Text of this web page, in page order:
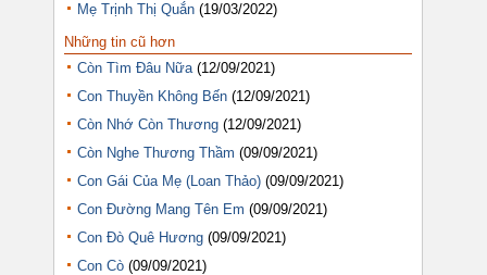
Mẹ Trịnh Thị Quắn (19/03/2022)
Những tin cũ hơn
Còn Tìm Đâu Nữa (12/09/2021)
Con Thuyền Không Bến (12/09/2021)
Còn Nhớ Còn Thương (12/09/2021)
Còn Nghe Thương Thầm (09/09/2021)
Con Gái Của Mẹ (Loan Thảo) (09/09/2021)
Con Đường Mang Tên Em (09/09/2021)
Con Đò Quê Hương (09/09/2021)
Con Cò (09/09/2021)